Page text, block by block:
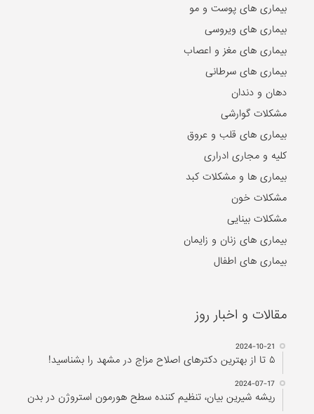
بیماری های پوست و مو
بیماری های ویروسی
بیماری های مغز و اعصاب
بیماری های سرطانی
دهان و دندان
مشکلات گوارشی
بیماری های قلب و عروق
کلیه و مجاری ادراری
بیماری ها و مشکلات کبد
مشکلات خون
مشکلات بینایی
بیماری های زنان و زایمان
بیماری های اطفال
مقالات و اخبار روز
2024-10-21
۵ تا از بهترین دکتر‌های اصلاح مزاج در مشهد را بشناسید!
2024-07-17
ریشه شیرین بیان، تنظیم کننده سطح هورمون استروژن در بدن